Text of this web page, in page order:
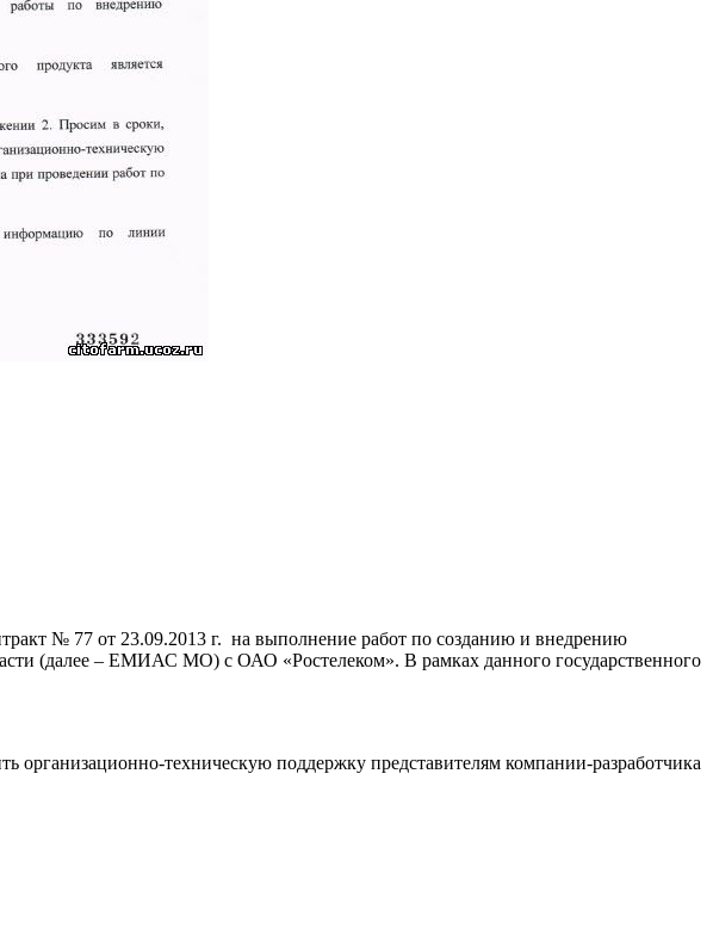
№ 77 от 23.09.2013 г. на выполнение работ по созданию и внедрению
(далее – ЕМИАС МО) с ОАО «Ростелеком». В рамках данного государственного
техническую поддержку представителям компании-разработчика